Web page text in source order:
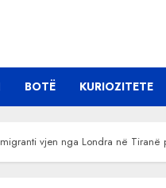
BOTË KURIOZITETE
vjen nga Londra në Tiranë